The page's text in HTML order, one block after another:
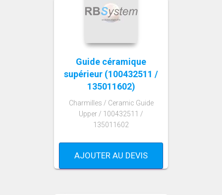
Guide céramique
supérieur (100432511 /
135011602)
Charmilles / Ceramic Guide
Upper / 100432511 /
135011602
AJOUTER AU DEVIS